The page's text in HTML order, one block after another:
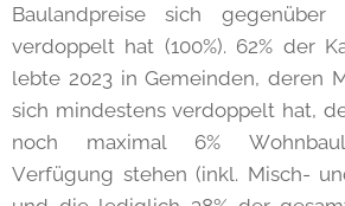
Baulandpreise sich gegenüber
verdoppelt hat (100%). 62% der
lebte 2023 in Gemeinden, deren
sich mindestens verdoppelt hat,
noch maximal 6%
Verfügung stehen (inkl. Misch-